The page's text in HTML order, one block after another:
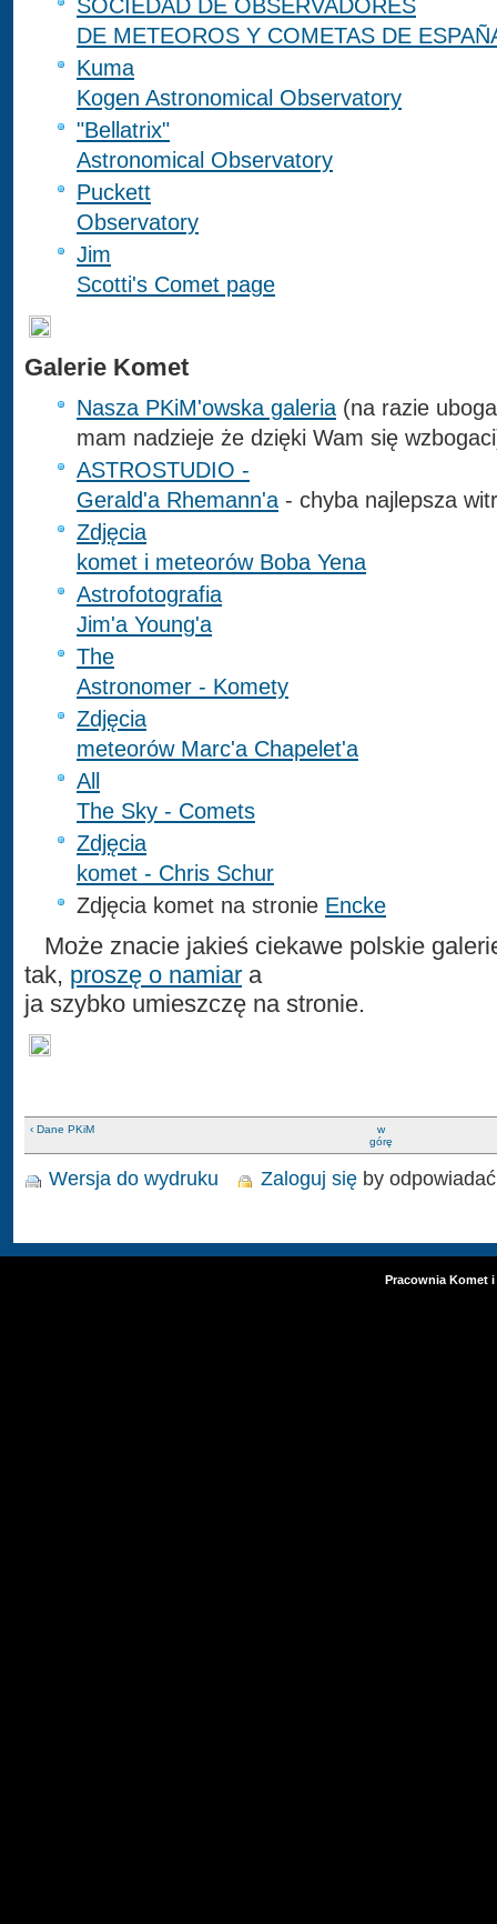
SOCIEDAD DE OBSERVADORES
DE METEOROS Y COMETAS DE
Kuma
Kogen Astronomical Observatory
"Bellatrix"
Astronomical Observatory
Puckett
Observatory
Jim
Scotti's Comet page
Galerie Komet
Nasza PKiM'owska galeria (na razie uboga
mam nadzieje że dzięki Wam się
ASTROSTUDIO -
Gerald'a Rhemann'a - chyba najlepsza
Zdjęcia
komet i meteorów Boba Yena
Astrofotografia
Jim'a Young'a
The
Astronomer - Komety
Zdjęcia
meteorów Marc'a Chapelet'a
All
The Sky - Comets
Zdjęcia
komet - Chris Schur
Zdjęcia komet na stronie Encke
Może znacie jakieś ciekawe polskie
tak, proszę o namiar a
ja szybko umieszczę na stronie.
‹ Dane PKiM
w
górę
Wersja do wydruku Zaloguj się by odpowiadać
Pracownia Komet